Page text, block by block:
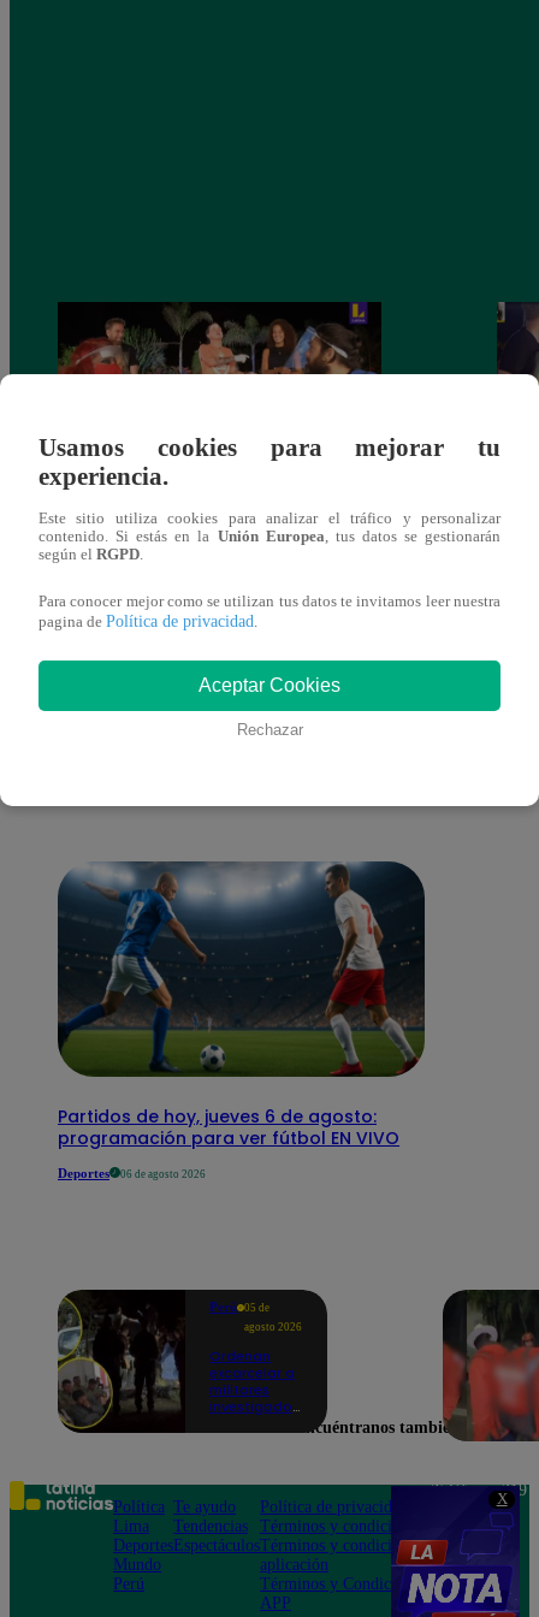
X
Monique Pardo y Adriana Zubiate jugaron
a la ‘Carta dulce’ en Noche de Patas
También te puede
Partidos de hoy, jueves 6 de agosto:
programación para ver fútbol EN VIVO
Deportes 06 de agosto 2026
Perú
05 de
agosto 2026
Ordenan
excarcelar a
militares
investigados
Colcabamba
Usamos cookies para mejorar tu
experiencia.
Este sitio utiliza cookies para analizar el tráfico y personalizar
contenido. Si estás en la Unión Europea, tus datos se gestionarán
según el RGPD.
Para conocer mejor como se utilizan tus datos te invitamos leer nuestra
pagina de Política de privacidad.
Aceptar Cookies
Rechazar
Encuéntranos también en
Política
Lima
Deportes
Mundo
Perú
Te ayudo
Tendencias
Espectáculos
Política de privacidad
Términos y condiciones
Términos y condiciones
aplicación
Términos y Condiciones
APP
Teléfono: 219
Av. San
Felipe 968
Jesús María